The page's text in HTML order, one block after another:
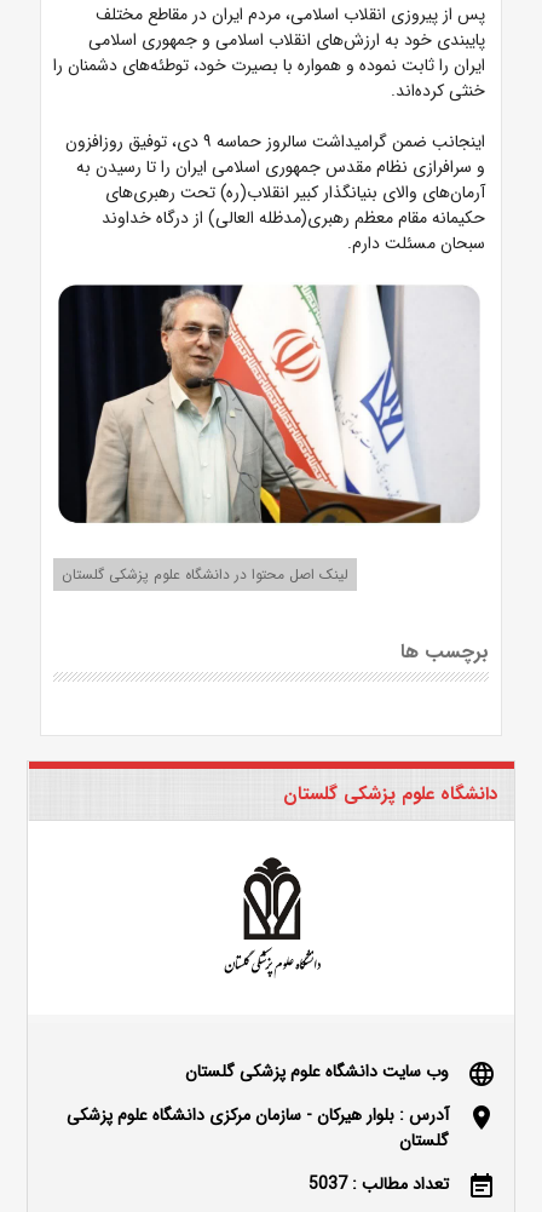
پس از پیروزی انقلاب اسلامی، مردم ایران در مقاطع مختلف
پایبندی خود به ارزش‌های انقلاب اسلامی و جمهوری اسلامی
ایران را ثابت نموده و همواره با بصیرت خود، توطئه‌های دشمنان را
خنثی کرده‌اند.
اینجانب ضمن گرامیداشت سالروز حماسه ۹ دی، توفیق روزافزون
و سرافرازی نظام مقدس جمهوری اسلامی ایران را تا رسیدن به
آرمان‌های والای بنیانگذار کبیر انقلاب(ره) تحت رهبری‌های
حکیمانه مقام معظم رهبری(مدظله العالی) از درگاه خداوند
سبحان مسئلت دارم.
لینک اصل محتوا در دانشگاه علوم پزشکی گلستان
برچسب ها
دانشگاه علوم پزشکی گلستان
language وب سایت دانشگاه علوم پزشکی گلستان
location_on
آدرس : بلوار هیرکان - سازمان مرکزی دانشگاه علوم پزشکی
گلستان
event_note تعداد مطالب : 5037